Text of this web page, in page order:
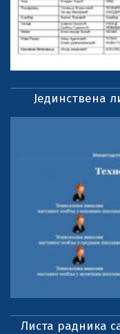
Јединствена
Листа радника